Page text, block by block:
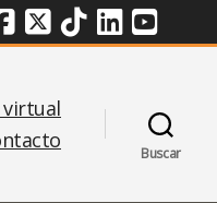
Sociales
virtual
Buscar